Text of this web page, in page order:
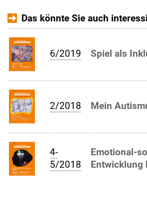
Das könnte Sie auch
6/2019 Spiel als
2/2018 Mein
4-
5/2018
Emotional-
Entwicklung